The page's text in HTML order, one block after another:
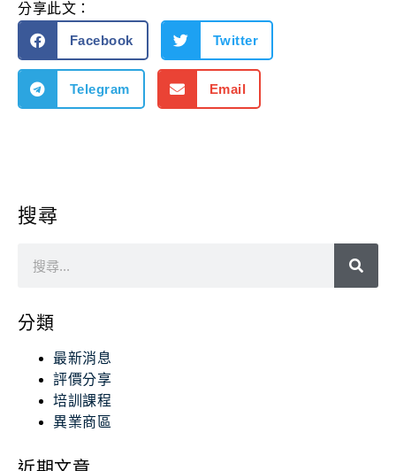
分享此文：
Facebook Twitter
Telegram Email
搜尋
分類
最新消息
評價分享
培訓課程
異業商區